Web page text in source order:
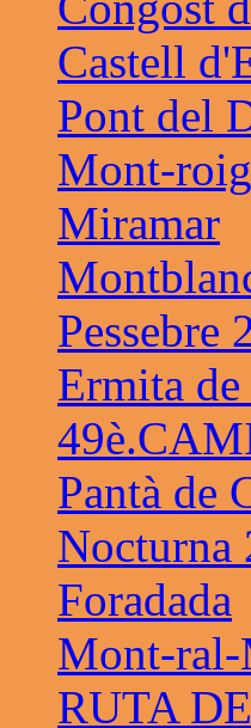
Castell
Pont del
Mont-roig
Miramar
Pessebre
Ermita
Pantà de
Nocturna
Foradada
Mont-ral-
RUTA